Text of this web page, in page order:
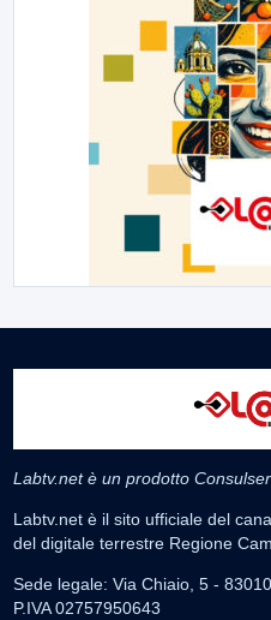
Labtv.net è un prodotto
Labtv.net è il sito ufficiale del
del digitale terrestre Regione
Sede legale: Via Chiaio, 5 -
P.IVA 02757950643